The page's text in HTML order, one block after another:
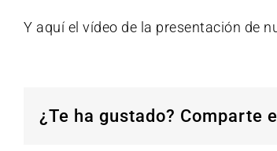
Y aquí el vídeo de la presentación de
¿Te ha gustado? Comparte